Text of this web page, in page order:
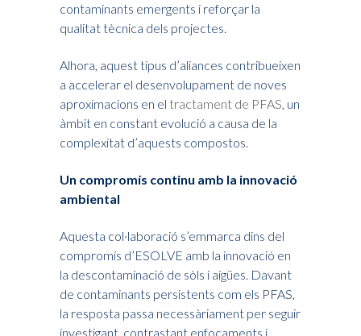
contaminants emergents i reforçar la
qualitat tècnica dels projectes.
Alhora, aquest tipus d’aliances contribueixen
a accelerar el desenvolupament de noves
aproximacions en el tractament de PFAS, un
àmbit en constant evolució a causa de la
complexitat d’aquests compostos.
Un compromís continu amb la innovació
ambiental
Aquesta col·laboració s’emmarca dins del
compromís d’ESOLVE amb la innovació en
la descontaminació de sòls i aigües. Davant
de contaminants persistents com els PFAS,
la resposta passa necessàriament per seguir
investigant, contrastant enfocaments i